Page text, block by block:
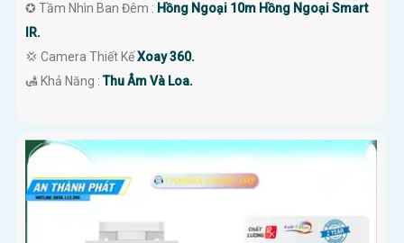
✪ Tầm Nhìn Ban Đêm : Hồng Ngoại 10m Hồng Ngoại Smart
IR.
💢 Camera Thiết KếXoay 360.
️🛃 Khả Năng :Thu Âm Và Loa.